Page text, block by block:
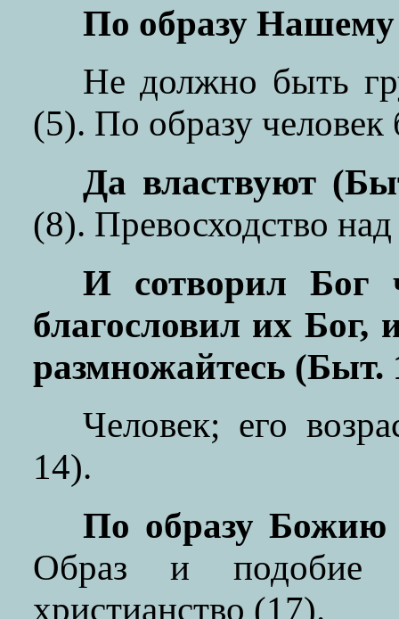
По образу
Не должно быть
(5). По образу человек
Да властвуют
(8). Превосходство
И сотворил Бог
благословил их Бог,
размножайтесь (Быт.
Человек; его
14).
По образу Божию
Образ и подобие
христианство (17).